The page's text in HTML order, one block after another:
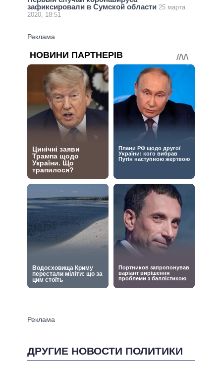
зафиксировали в Сумской области 25 марта
2020, 18:51
ДРУГИЕ НОВОСТИ ПОЛИТИКИ